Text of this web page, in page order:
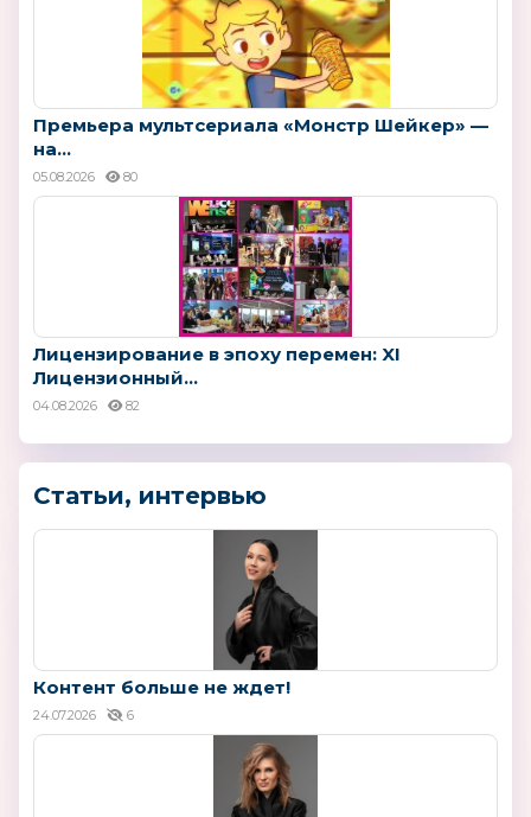
Премьера мультсериала «Монстр Шейкер» —
на...
05.08.2026 80
Лицензирование в эпоху перемен: XI
Лицензионный...
04.08.2026 82
Статьи, интервью
Контент больше не ждет!
24.07.2026 6